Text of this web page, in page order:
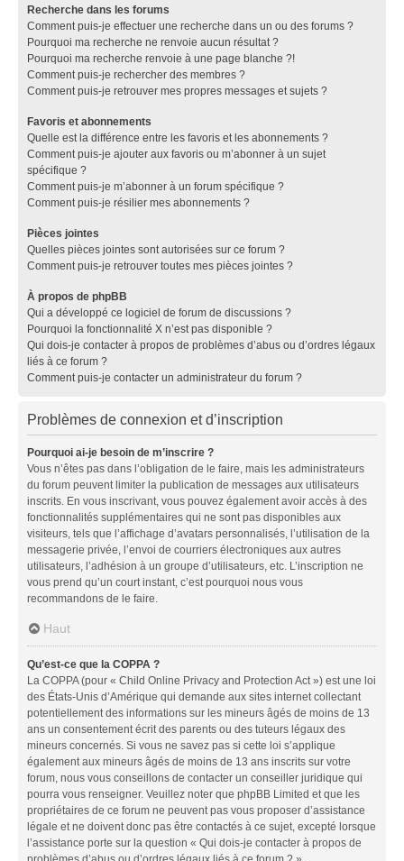
Recherche dans les forums
Comment puis-je effectuer une recherche dans un ou des forums ?
Pourquoi ma recherche ne renvoie aucun résultat ?
Pourquoi ma recherche renvoie à une page blanche ?!
Comment puis-je rechercher des membres ?
Comment puis-je retrouver mes propres messages et sujets ?
Favoris et abonnements
Quelle est la différence entre les favoris et les abonnements ?
Comment puis-je ajouter aux favoris ou m’abonner à un sujet
spécifique ?
Comment puis-je m’abonner à un forum spécifique ?
Comment puis-je résilier mes abonnements ?
Pièces jointes
Quelles pièces jointes sont autorisées sur ce forum ?
Comment puis-je retrouver toutes mes pièces jointes ?
À propos de phpBB
Qui a développé ce logiciel de forum de discussions ?
Pourquoi la fonctionnalité X n’est pas disponible ?
Qui dois-je contacter à propos de problèmes d’abus ou d’ordres légaux
liés à ce forum ?
Comment puis-je contacter un administrateur du forum ?
Problèmes de connexion et d’inscription
Pourquoi ai-je besoin de m’inscrire ?
Vous n’êtes pas dans l’obligation de le faire, mais les administrateurs
du forum peuvent limiter la publication de messages aux utilisateurs
inscrits. En vous inscrivant, vous pouvez également avoir accès à des
fonctionnalités supplémentaires qui ne sont pas disponibles aux
visiteurs, tels que l’affichage d’avatars personnalisés, l’utilisation de la
messagerie privée, l’envoi de courriers électroniques aux autres
utilisateurs, l’adhésion à un groupe d’utilisateurs, etc. L’inscription ne
vous prend qu’un court instant, c’est pourquoi nous vous
recommandons de le faire.
Haut
Qu’est-ce que la COPPA ?
La COPPA (pour « Child Online Privacy and Protection Act ») est une loi
des États-Unis d’Amérique qui demande aux sites internet collectant
potentiellement des informations sur les mineurs âgés de moins de 13
ans un consentement écrit des parents ou des tuteurs légaux des
mineurs concernés. Si vous ne savez pas si cette loi s’applique
également aux mineurs âgés de moins de 13 ans inscrits sur votre
forum, nous vous conseillons de contacter un conseiller juridique qui
pourra vous renseigner. Veuillez noter que phpBB Limited et que les
propriétaires de ce forum ne peuvent pas vous proposer d’assistance
légale et ne doivent donc pas être contactés à ce sujet, excepté lorsque
l’assistance porte sur la question « Qui dois-je contacter à propos de